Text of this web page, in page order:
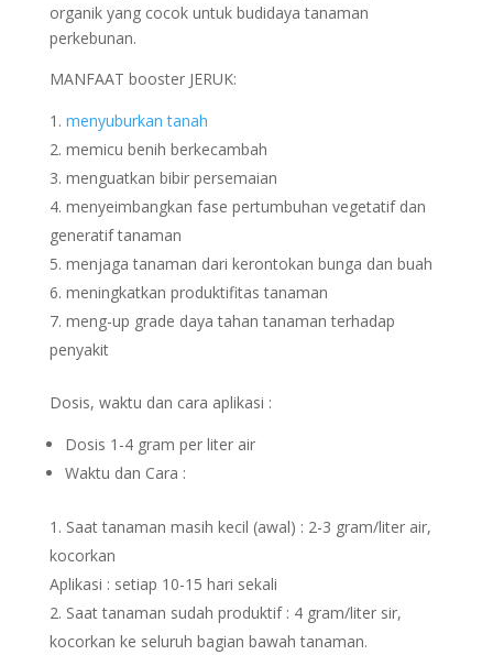
organik yang cocok untuk budidaya tanaman
perkebunan.
MANFAAT booster JERUK:
menyuburkan tanah
memicu benih berkecambah
menguatkan bibir persemaian
menyeimbangkan fase pertumbuhan vegetatif dan
generatif tanaman
menjaga tanaman dari kerontokan bunga dan buah
meningkatkan produktifitas tanaman
meng-up grade daya tahan tanaman terhadap
penyakit
Dosis, waktu dan cara aplikasi :
Dosis 1-4 gram per liter air
Waktu dan Cara :
Saat tanaman masih kecil (awal) : 2-3 gram/liter air,
kocorkan
Aplikasi : setiap 10-15 hari sekali
Saat tanaman sudah produktif : 4 gram/liter sir,
kocorkan ke seluruh bagian bawah tanaman.